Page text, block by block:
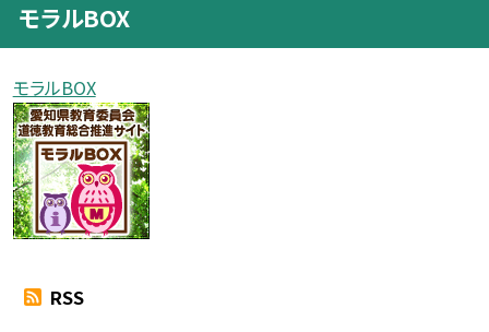
モラルBOX
モラルBOX
RSS